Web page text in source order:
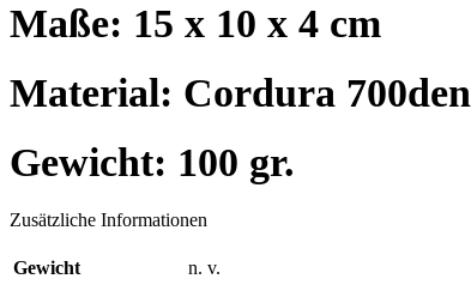
Maße: 15 x 10 x 4 cm
Material: Cordura 700den
Gewicht: 100 gr.
Zusätzliche Informationen
Gewicht n. v.